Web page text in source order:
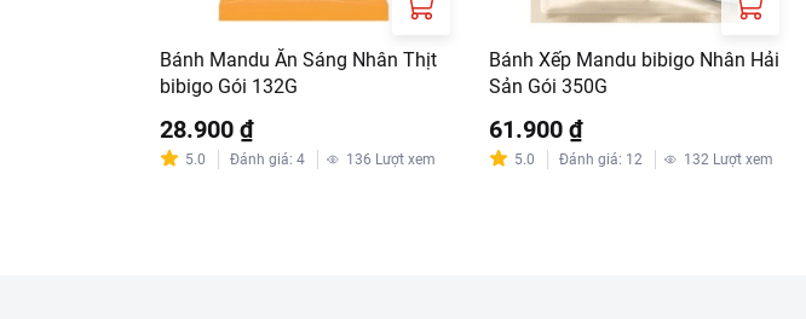
Bánh Mandu Ăn Sáng Nhân Thịt
bibigo Gói 132G
28.900 ₫
5.0 Đánh giá: 4 136 Lượt xem
Bánh Xếp Mandu bibigo Nhân Hải
Sản Gói 350G
61.900 ₫
5.0 Đánh giá: 12 132 Lượt xem